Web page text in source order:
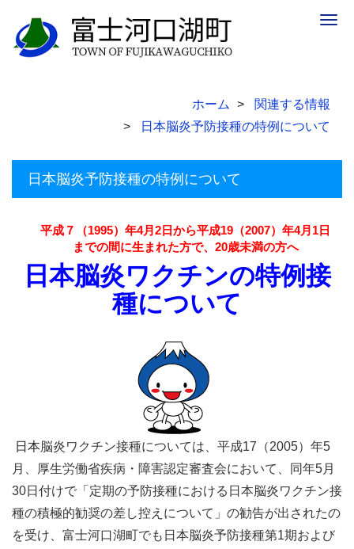
ホーム
関連する情報
日本脳炎予防接種の特例について
日本脳炎予防接種の特例について
平成７（1995）年4月2日から平成19（2007）年4月1日
までの間に生まれた方で、20歳未満の方へ
日本脳炎ワクチンの特例接
種について
日本 脳炎ワクチン接種については、平成17（2005）年5
月、厚生労働省疾病・障害認定審査会において、同年5月
30日付けで「定期の予防接種における日本脳炎ワクチン接
種の積極的勧奨の差し控えについて」の勧告が出されたの
を受け、富士河口湖町でも日本脳炎予防接種第1期および